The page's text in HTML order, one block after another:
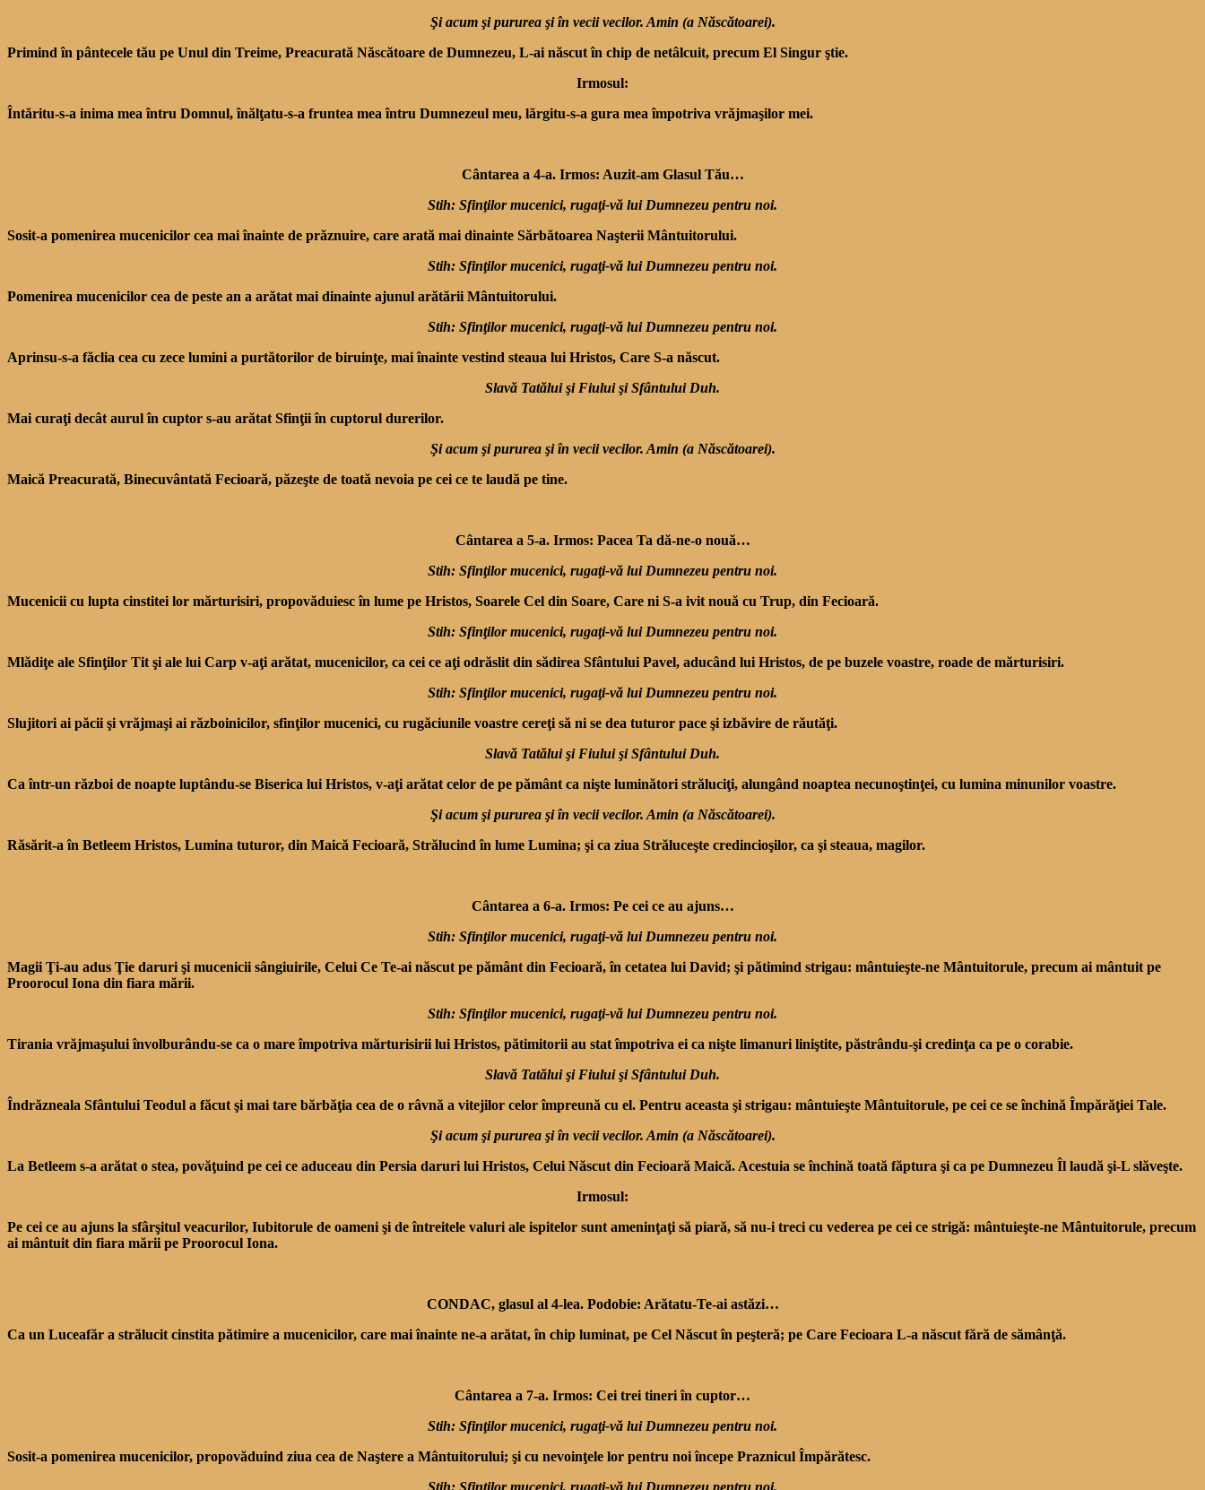
Şi acum şi pururea şi în vecii vecilor. Amin (a Născătoarei).
Primind în pântecele tău pe Unul din Treime, Preacurată Născătoare de Dumnezeu, L-ai născut în chip de netâlcuit, pre­cum El Singur ştie.
Irmosul:
Întăritu-s-a inima mea în­tru Domnul, înălţatu-s-a fruntea mea întru Dumnezeul meu, lărgitu-s-a gura mea împotriva vrăjmaşilor mei.
Cântarea a 4-a. Irmos: Auzit-am Glasul Tău…
Stih: Sfinţilor mucenici, rugaţi-vă lui Dumnezeu pentru noi.
Sosit-a pomenirea muceni­cilor cea mai înainte de prăznuire, care arată mai dina­inte Sărbătoarea Naşterii Mân­tuitorului.
Stih: Sfinţilor mucenici, rugaţi-vă lui Dumnezeu pentru noi.
Pomenirea mucenicilor cea de peste an a arătat mai dinainte ajunul arătării Mântuitorului.
Stih: Sfinţilor mucenici, rugaţi-vă lui Dumnezeu pentru noi.
Aprinsu-s-a făclia cea cu zece lumini a purtătorilor de biru­inţe, mai înainte vestind steaua lui Hristos, Care S-a născut.
Slavă Tatălui şi Fiului şi Sfântului Duh.
Mai curaţi decât aurul în cuptor s-au arătat Sfinţii în cupto­rul durerilor.
Şi acum şi pururea şi în vecii vecilor. Amin (a Născătoarei).
Maică Preacurată, Binecu­vântată Fecioară, păzeşte de toată nevoia pe cei ce te laudă pe tine.
Cântarea a 5-a. Irmos: Pacea Ta dă-ne-o nouă…
Stih: Sfinţilor mucenici, rugaţi-vă lui Dumnezeu pentru noi.
Mucenicii cu lupta cinsti­tei lor mărturisiri, pro­povăduiesc în lume pe Hristos, Soarele Cel din Soare, Care ni S-a ivit nouă cu Trup, din Fecioară.
Stih: Sfinţilor mucenici, rugaţi-vă lui Dumnezeu pentru noi.
Mlădiţe ale Sfinţilor Tit şi ale lui Carp v-aţi arătat, mucenicilor, ca cei ce aţi odrăslit din sădirea Sfântului Pavel, aducând lui Hristos, de pe buzele voastre, roade de mărturisiri.
Stih: Sfinţilor mucenici, rugaţi-vă lui Dumnezeu pentru noi.
Slujitori ai păcii şi vrăjmaşi ai războinicilor, sfinţilor mu­cenici, cu rugăciunile voastre cereţi să ni se dea tuturor pace şi izbăvire de răutăţi.
Slavă Tatălui şi Fiului şi Sfântului Duh.
Ca într-un război de noapte luptându-se Biserica lui Hristos, v-aţi arătat celor de pe pământ ca nişte luminători străluciţi, alungând noaptea necunoştinţei, cu lumina minunilor voastre.
Şi acum şi pururea şi în vecii vecilor. Amin (a Născătoarei).
Răsărit-a în Betleem Hristos, Lumina tuturor, din Maică Fecioară, Strălucind în lume Lumina; şi ca ziua Străluceşte credincioşilor, ca şi steaua, magilor.
Cântarea a 6-a. Irmos: Pe cei ce au ajuns…
Stih: Sfinţilor mucenici, rugaţi-vă lui Dumnezeu pentru noi.
Magii Ţi-au adus Ţie da­ruri şi mucenicii sângiuirile, Celui Ce Te-ai născut pe pământ din Fecioară, în cetatea lui David; şi pătimind strigau: mântuieşte-ne Mân­tuitorule, precum ai mântuit pe
Proorocul Iona din fiara mării.
Stih: Sfinţilor mucenici, rugaţi-vă lui Dumnezeu pentru noi.
Tirania vrăjmaşului învolburându-se ca o mare împotriva mărturisirii lui Hristos, pătimitorii au stat împotriva ei ca nişte limanuri liniştite, păstrându-şi credinţa ca pe o corabie.
Slavă Tatălui şi Fiului şi Sfântului Duh.
Îndrăzneala Sfântului Teodul a făcut şi mai tare bărbăţia cea de o râvnă a vitejilor celor îm­preună cu el. Pentru aceasta şi strigau: mântuieşte Mântuito­rule, pe cei ce se închină Împărăţiei Tale.
Şi acum şi pururea şi în vecii vecilor. Amin (a Născătoarei).
La Betleem s-a arătat o stea, povăţuind pe cei ce aduceau din Persia daruri lui Hristos, Celui Născut din Fecioară Maică. Acestuia se închină toată făptura şi ca pe Dumnezeu Îl laudă şi-L slăveşte.
Irmosul:
Pe cei ce au ajuns la sfâr­şitul veacurilor, Iubitorule de oameni şi de întreitele valuri ale ispitelor sunt ameninţaţi să piară, să nu-i treci cu vederea pe cei ce strigă: mântuieşte-ne Mântuitorule, precum
ai mântuit din fiara mării pe Proorocul Iona.
CONDAC, glasul al 4-lea. Podobie: Arătatu-Te-ai astăzi…
Ca un Luceafăr a strălucit cinstita pătimire a mucenicilor, care mai înainte ne-a arătat, în chip luminat, pe Cel Născut în peşteră; pe Care Fecioara L-a născut fără de sămânţă.
Cântarea a 7-a. Irmos: Cei trei tineri în cuptor…
Stih: Sfinţilor mucenici, rugaţi-vă lui Dumnezeu pentru noi.
Sosit-a pomenirea muceni­cilor, propovăduind ziua cea de Naştere a Mântuitorului; şi cu nevoinţele lor pentru noi începe Praznicul Împărătesc.
Stih: Sfinţilor mucenici, rugaţi-vă lui Dumnezeu pentru noi.